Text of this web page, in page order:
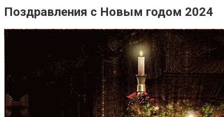
Поздравления с Новым годом 2024